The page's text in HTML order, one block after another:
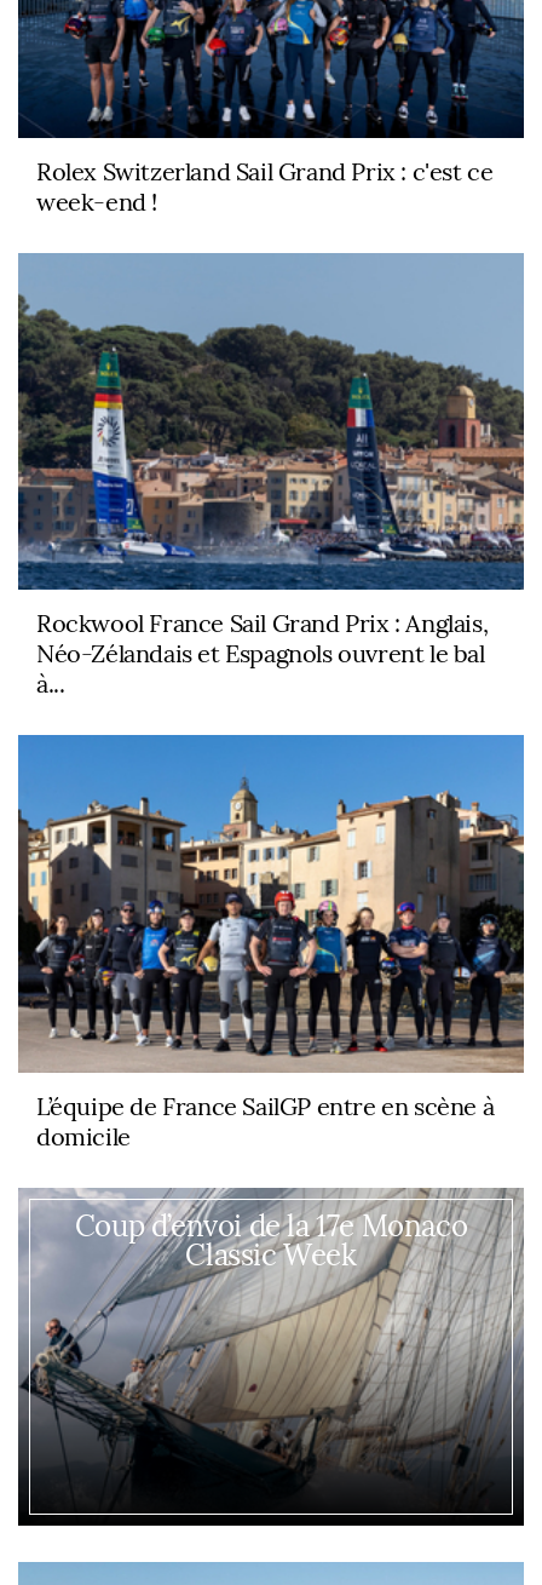
Rolex Switzerland Sail Grand Prix : c'est ce
week-end !
Rockwool France Sail Grand Prix : Anglais,
Néo-Zélandais et Espagnols ouvrent le bal
à...
L’équipe de France SailGP entre en scène à
domicile
Coup d’envoi de la 17e Monaco
Classic Week